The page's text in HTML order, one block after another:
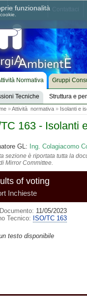
Dove siamo
Normativa
Tecniche Struttura e
Gruppi
»Attività normativa» Isolanti e
163 - Isolanti
GL: Ing. Colagiacomo
sezione è riportata tutta la
Mirror Committee.
of voting
Inchieste
11/05/2023
Tecnico:
ISO/TC 163
testo disponibile
funzionalità